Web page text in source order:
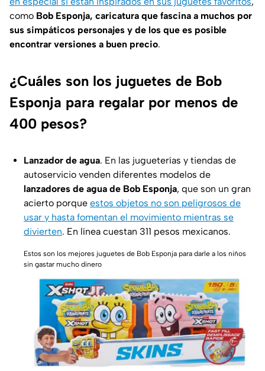
como Bob Esponja, caricatura que fascina a muchos por
sus simpáticos personajes y de los que es posible
encontrar versiones a buen precio.
¿Cuáles son los juguetes de Bob
Esponja para regalar por menos de
400 pesos?
Lanzador de agua. En las jugueterías y tiendas de
autoservicio venden diferentes modelos de
lanzadores de agua de Bob Esponja, que son un gran
acierto porque estos objetos no son peligrosos de
usar y hasta fomentan el movimiento mientras se
divierten. En línea cuestan 311 pesos mexicanos.
Estos son los mejores juguetes de Bob Esponja para darle a los niños
sin gastar mucho dinero